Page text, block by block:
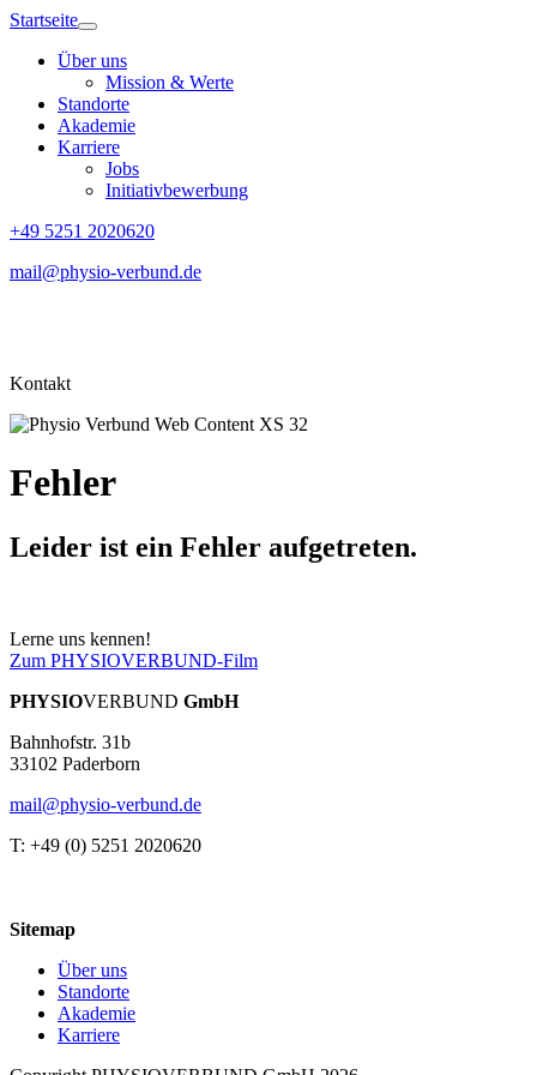
Startseite
Über uns
Mission & Werte
Standorte
Akademie
Karriere
Jobs
Initiativbewerbung
+49 5251 2020620
mail@physio-verbund.de
Kontakt
Fehler
Leider ist ein Fehler aufgetreten.
Lerne uns kennen!
Zum PHYSIOVERBUND-Film
PHYSIOVERBUND GmbH
Bahnhofstr. 31b
33102 Paderborn
mail@physio-verbund.de
T: +49 (0) 5251 2020620
Sitemap
Über uns
Standorte
Akademie
Karriere